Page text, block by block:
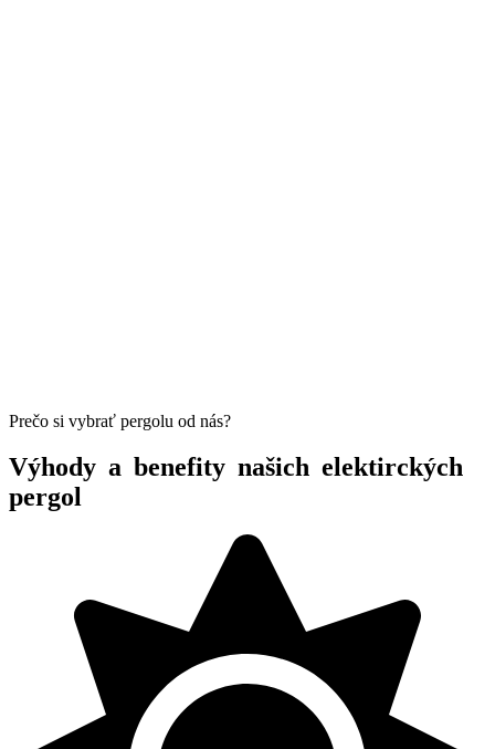
Prečo si vybrať pergolu od nás?
Výhody a benefity našich elektirckých
pergol